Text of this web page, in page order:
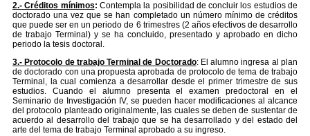
2.- Créditos mínimos: Contempla la posibilidad de concluir los estudios de
doctorado una vez que se han completado un número mínimo de créditos
que puede ser en un periodo de 6 trimestres (2 años efectivos de desarrollo
de trabajo Terminal) y se ha concluido, presentado y aprobado en dicho
periodo la tesis doctoral.
3.- Protocolo de trabajo Terminal de Doctorado: El alumno ingresa al plan
de doctorado con una propuesta aprobada de protocolo de tema de trabajo
Terminal, la cual comienza a desarrollar desde el primer trimestre de sus
estudios. Cuando el alumno presenta el examen predoctoral en el
Seminario de Investigación IV, se pueden hacer modificaciones al alcance
del protocolo planteado originalmente, las cuales se deben de sustentar de
acuerdo al desarrollo del trabajo que se ha desarrollado y del estado del
arte del tema de trabajo Terminal aprobado a su ingreso.